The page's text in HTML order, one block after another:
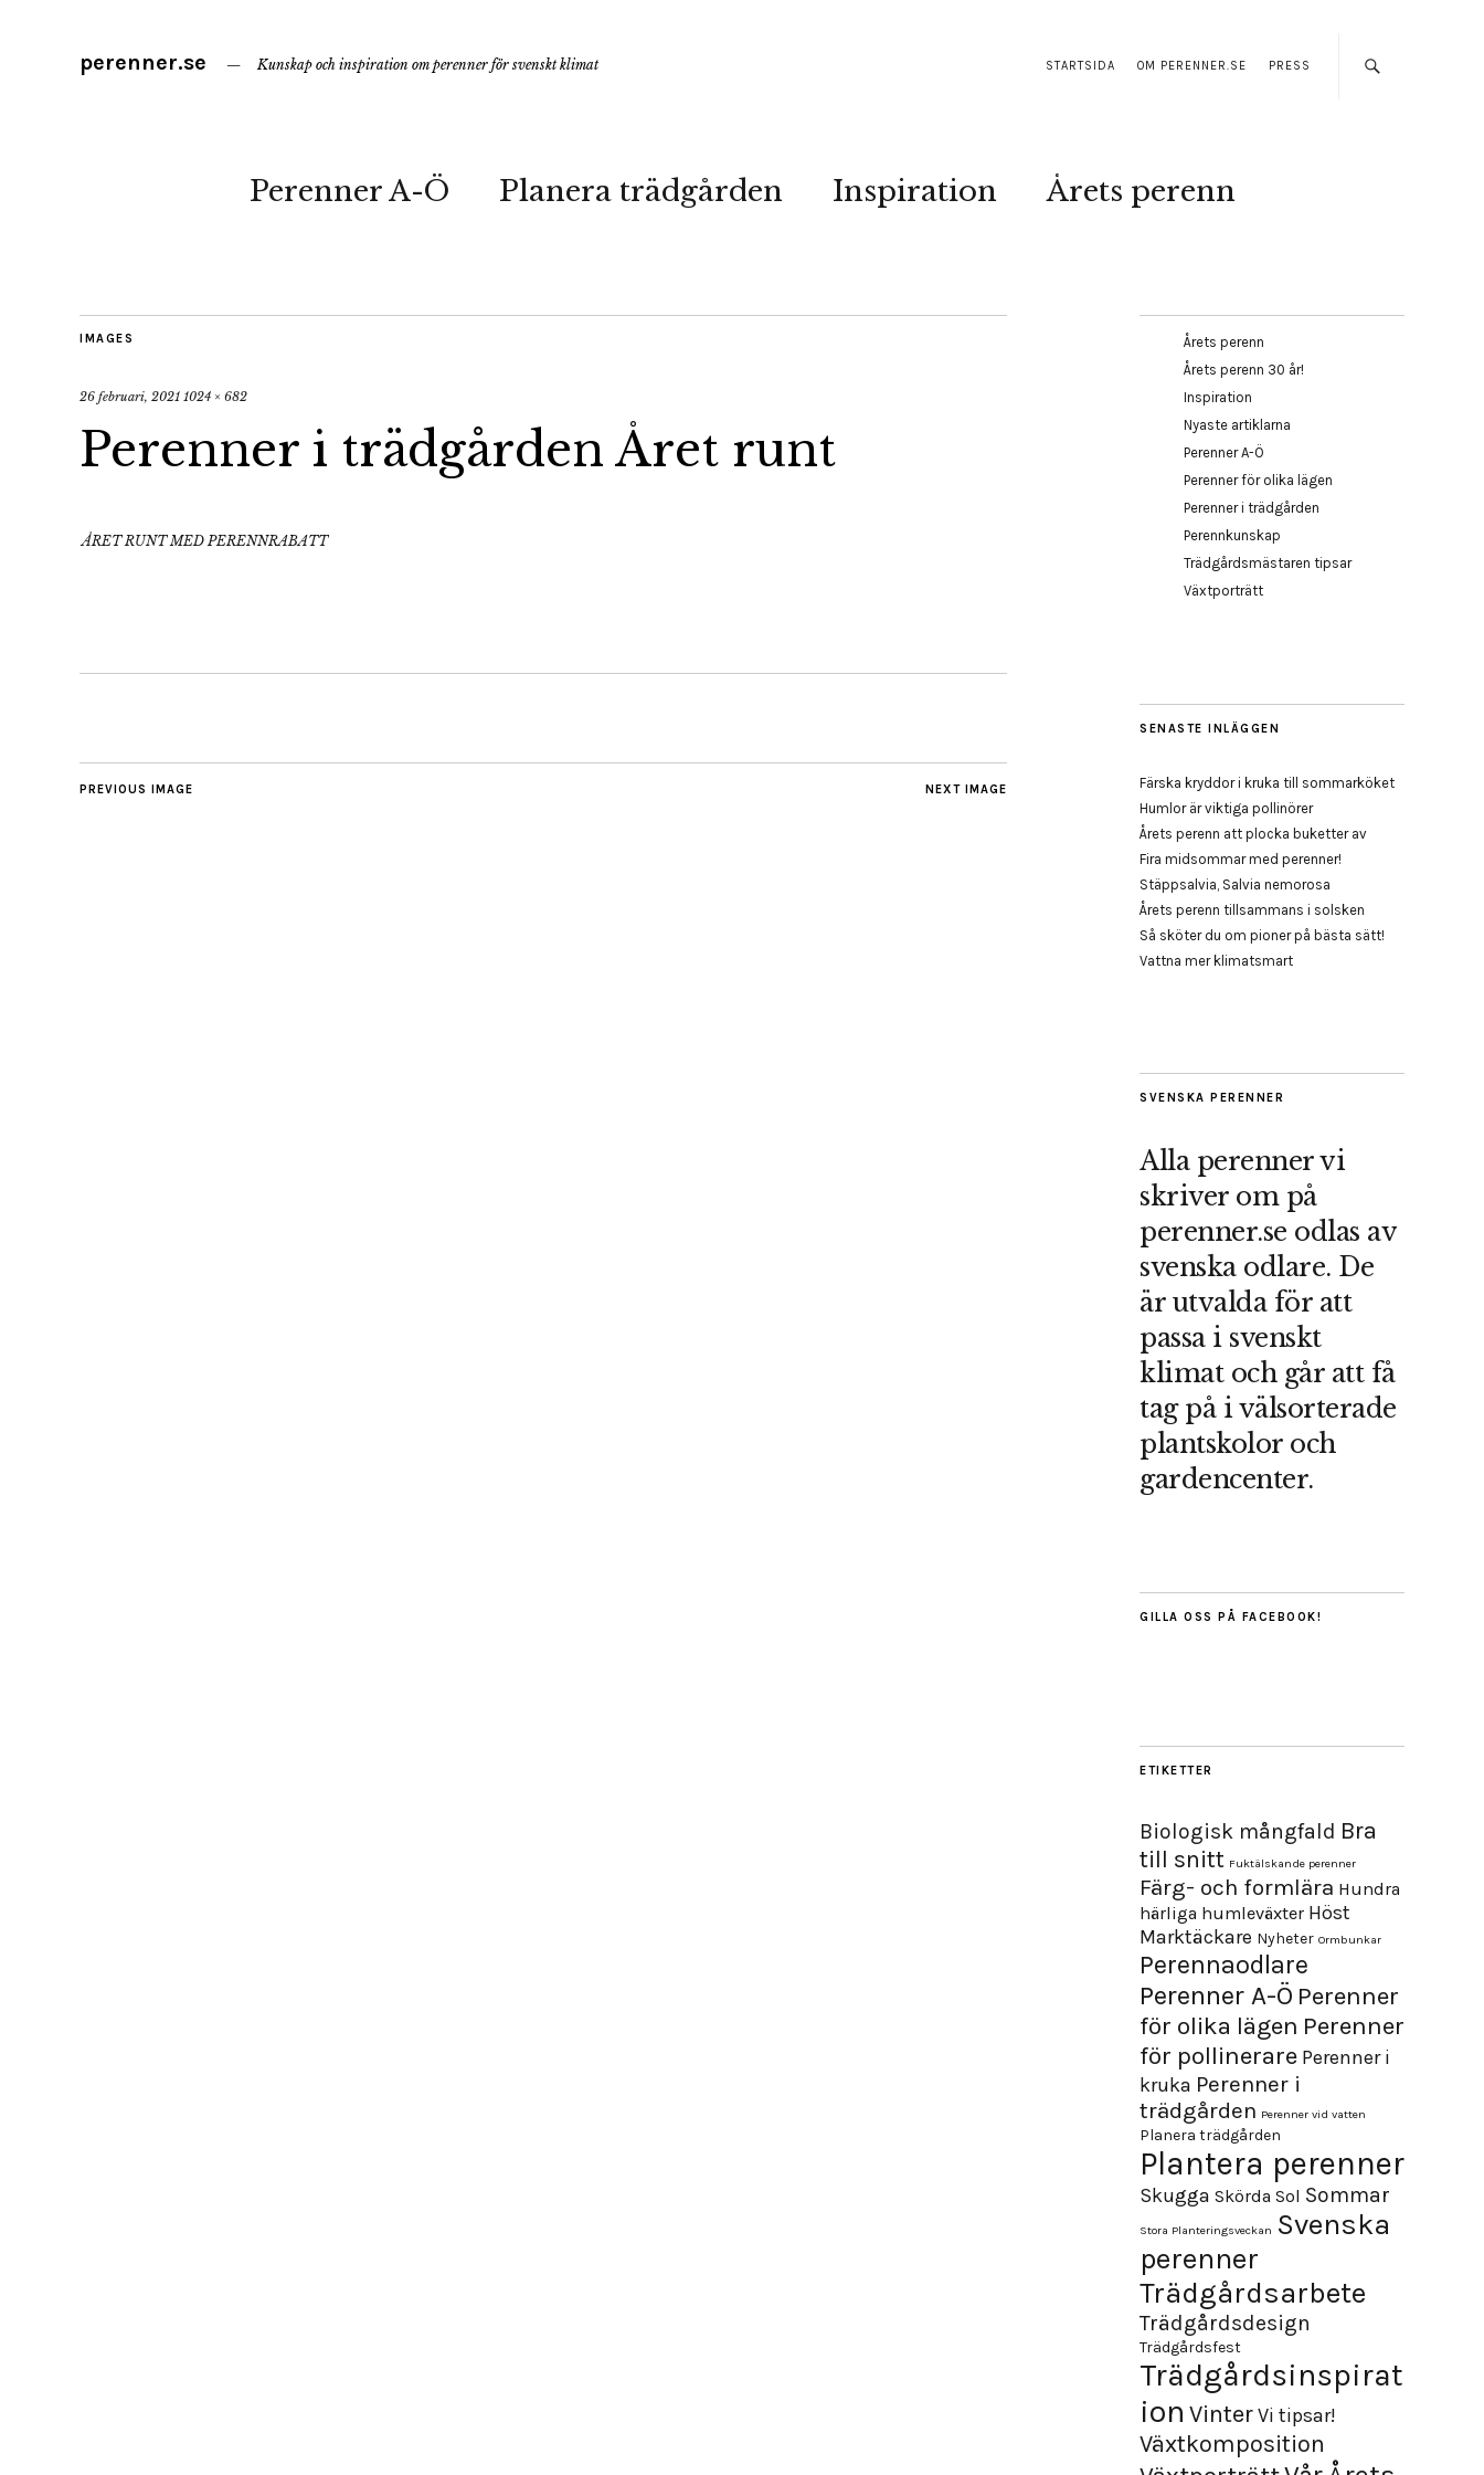
STARTSIDA OM PERENNER.SE PRESS
perenner.se Kunskap och inspiration om perenner för svenskt klimat
Perenner A-Ö Planera trädgården Inspiration Årets perenn
IMAGES
26 februari, 2021 1024 × 682
Perenner i trädgården Året runt
ÅRET RUNT MED PERENNRABATT
NEXT IMAGE
PREVIOUS IMAGE
Årets perenn
Årets perenn 30 år!
Inspiration
Nyaste artiklarna
Perenner A-Ö
Perenner för olika lägen
Perenner i trädgården
Perennkunskap
Trädgårdsmästaren tipsar
Växtporträtt
SENASTE INLÄGGEN
Färska kryddor i kruka till sommarköket
Humlor är viktiga pollinörer
Årets perenn att plocka buketter av
Fira midsommar med perenner!
Stäppsalvia, Salvia nemorosa
Årets perenn tillsammans i solsken
Så sköter du om pioner på bästa sätt!
Vattna mer klimatsmart
SVENSKA PERENNER
Alla perenner vi
skriver om på
perenner.se odlas av
svenska odlare. De
är utvalda för att
passa i svenskt
klimat och går att få
tag på i välsorterade
plantskolor och
gardencenter.
GILLA OSS PÅ FACEBOOK!
ETIKETTER
Biologisk mångfald Bra
till snitt Fuktälskande perenner
Färg- och formlära Hundra
härliga humleväxter Höst
Marktäckare Nyheter Ormbunkar
Perennaodlare
Perenner A-Ö Perenner
för olika lägen Perenner
för pollinerare Perenner i
kruka Perenner i
trädgården Perenner vid vatten
Planera trädgården
Plantera perenner
Skugga Skörda Sol Sommar
Stora Planteringsveckan Svenska
perenner
Trädgårdsarbete
Trädgårdsdesign
Trädgårdsfest
Trädgårdsinspirat
ion VinterVi tipsar!
Växtkomposition